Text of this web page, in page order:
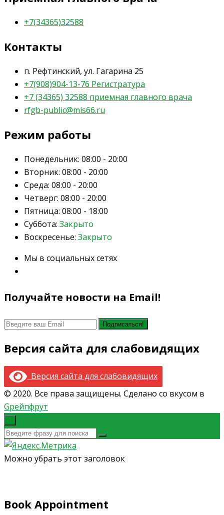
+7(34365)32588
Контакты
п. Рефтинский, ул. Гагарина 25
+7(908)904-13-76 Регистратура
+7 (34365) 32588 приемная главного врача
rfgb-public@mis66.ru
Режим работы
Понедельник: 08:00 - 20:00
Вторник: 08:00 - 20:00
Среда: 08:00 - 20:00
Четверг: 08:00 - 20:00
Пятница: 08:00 - 18:00
Суббота: Закрыто
Воскресенье: Закрыто
Мы в социальных сетях
Получайте новости на Email!
Версия сайта для слабовидящих
Версия сайта для слабовидящих
© 2020. Все права защищены. Сделано со вкусом в
Gрейпфрут
Можно убрать этот заголовок
Book Appointment